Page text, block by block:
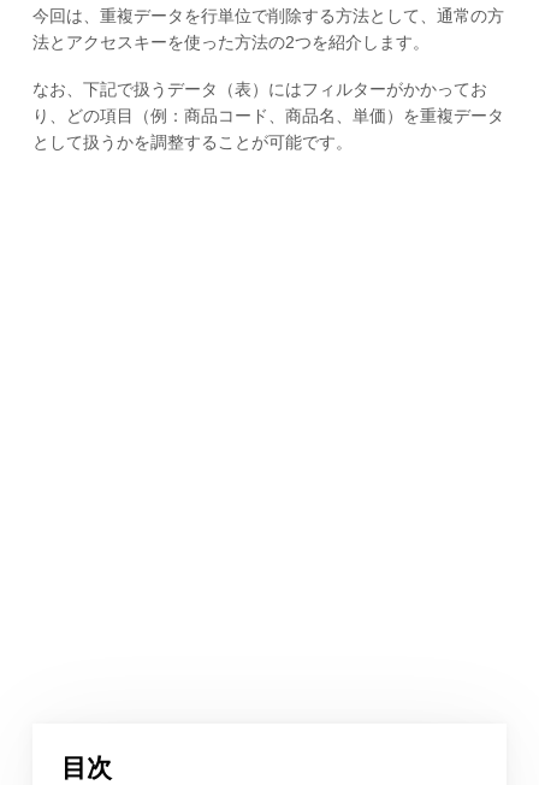
今回は、重複データを行単位で削除する方法として、通常の方
法とアクセスキーを使った方法の2つを紹介します。
なお、下記で扱うデータ（表）にはフィルターがかかってお
り、どの項目（例：商品コード、商品名、単価）を重複データ
として扱うかを調整することが可能です。
目次